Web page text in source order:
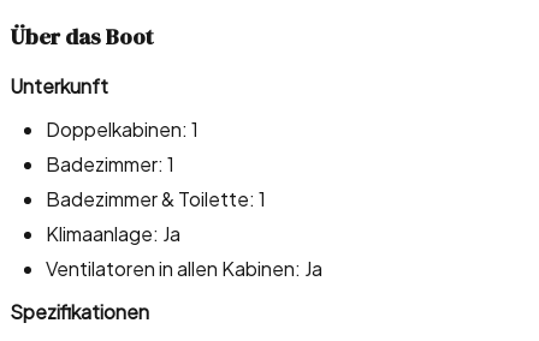
Über das Boot
Unterkunft
Doppelkabinen: 1
Badezimmer: 1
Badezimmer & Toilette: 1
Klimaanlage: Ja
Ventilatoren in allen Kabinen: Ja
Spezifikationen